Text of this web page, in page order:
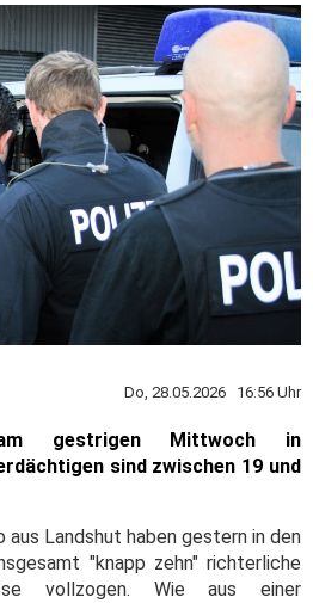
Do, 28.05.2026 16:56 Uhr
gestrigen Mittwoch in
sind zwischen 19 und
Landshut haben gestern in den
"knapp zehn" richterliche
vollzogen. Wie aus einer